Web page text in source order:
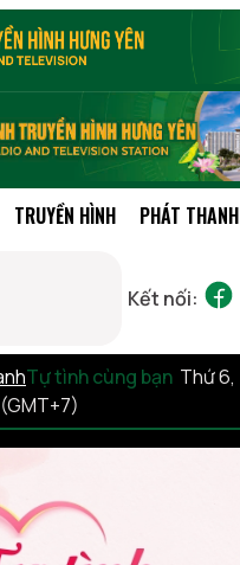
TRUYỀN HÌNH PHÁT THANH
Kết nối:
Tự tình cùng bạn Thứ 6,